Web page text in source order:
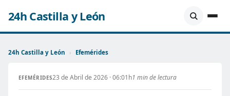
24h Castilla y León
24h Castilla y León › Efemérides
EFEMÉRIDES23 de Abril de 2026 · 06:01h1 min de lectura